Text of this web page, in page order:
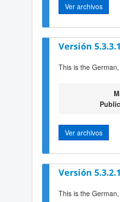
Ver archivos
Versión 5.3.3.1
This is the
Ver archivos
Versión 5.3.2.1
This is the